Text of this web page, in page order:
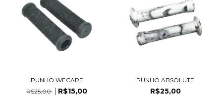
PUNHO WECARE
R$25,00
R$15,00
PUNHO ABSOLUTE
R$25,00